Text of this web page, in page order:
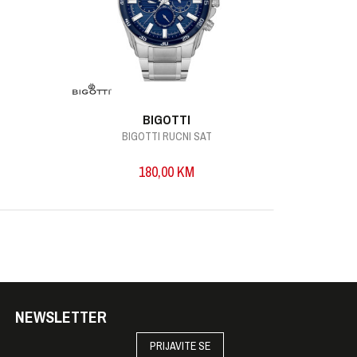
BIGOTTI
BIGOTTI RUCNI SAT
180,00 KM
NEWSLETTER
PRIJAVITE SE